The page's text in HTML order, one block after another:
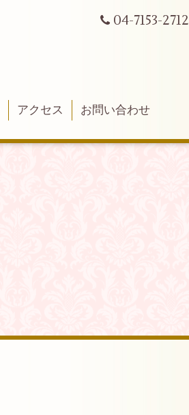
04-7153-2712
アクセス お問い合わせ